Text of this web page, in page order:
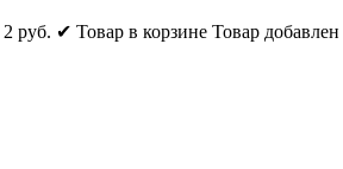
2 руб. ✔ Товар в корзине Товар